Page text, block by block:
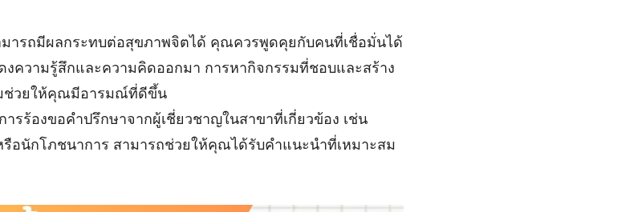
มารถมีผลกระทบต่อสุขภาพจิตได้ คุณควรพูดคุยกับคนที่เชื่อมั่นได้
ความรู้สึกและความคิดออกมา การหากิจกรรมที่ชอบและสร้าง
ช่วยให้คุณมีอารมณ์ที่ดีขึ้น
รร้องขอคำปรึกษาจากผู้เชี่ยวชาญในสาขาที่เกี่ยวข้อง เช่น
อนักโภชนาการ สามารถช่วยให้คุณได้รับคำแนะนำที่เหมาะสม